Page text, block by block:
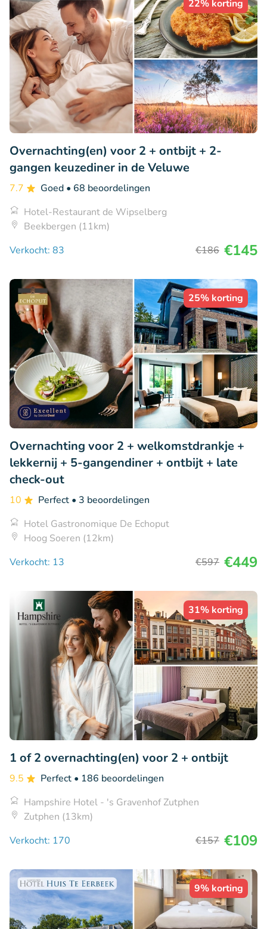
22% korting
Overnachting(en) voor 2 + ontbijt + 2-
gangen keuzediner in de Veluwe
7.7 Goed • 68 beoordelingen
Hotel-Restaurant de Wipselberg
Beekbergen (11km)
Verkocht: 83
€186 €145
25% korting
Overnachting voor 2 + welkomstdrankje +
lekkernij + 5-gangendiner + ontbijt + late
check-out
10 Perfect • 3 beoordelingen
Hotel Gastronomique De Echoput
Hoog Soeren (12km)
Verkocht: 13
€597 €449
31% korting
1 of 2 overnachting(en) voor 2 + ontbijt
9.5 Perfect • 186 beoordelingen
Hampshire Hotel - 's Gravenhof Zutphen
Zutphen (13km)
Verkocht: 170
€157 €109
9% korting